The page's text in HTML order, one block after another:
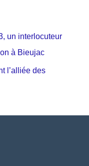
un interlocuteur
à Bieujac
l’alliée des